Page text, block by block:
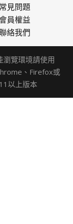
常見問題
員權益
絡我們
瀏覽環境請使用
、Firefox或
以上版本